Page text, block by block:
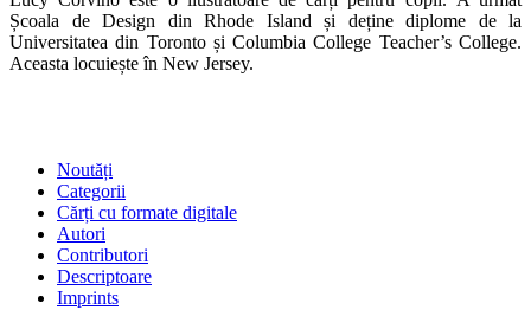
Școala de Design din Rhode Island și deține diplome de la
Universitatea din Toronto și Columbia College Teacher’s College.
Aceasta locuiește în New Jersey.
Noutăți
Categorii
Cărți cu formate digitale
Autori
Contributori
Descriptoare
Imprints